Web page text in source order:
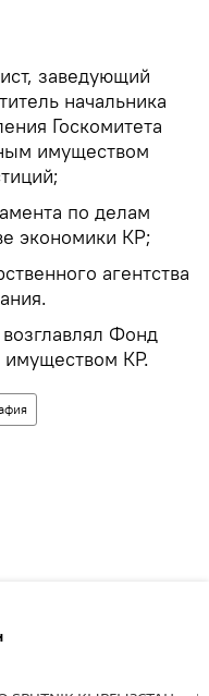
заведующий
начальника
Госкомитета
имуществом
по делам
экономики КР;
агентства
Фонд
имуществом КР.